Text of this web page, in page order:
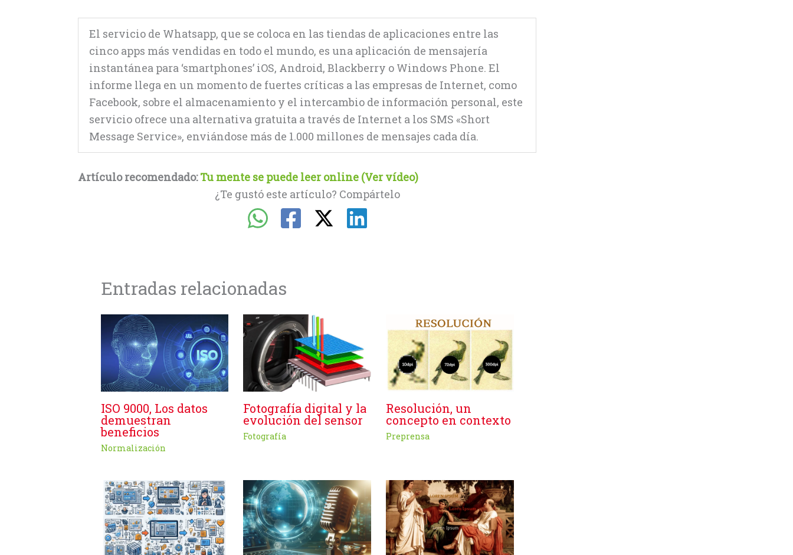
El servicio de Whatsapp, que se coloca en las tiendas de aplicaciones entre las
cinco apps más vendidas en todo el mundo, es una aplicación de mensajería
instantánea para ‘smartphones’ iOS, Android, Blackberry o Windows Phone. El
informe llega en un momento de fuertes críticas a las empresas de Internet, como
Facebook, sobre el almacenamiento y el intercambio de información personal, este
servicio ofrece una alternativa gratuita a través de Internet a los SMS «Short
Message Service», enviándose más de 1.000 millones de mensajes cada día.
Artículo recomendado:Tu mente se puede leer online (Ver vídeo)
¿Te gustó este artículo? Compártelo
Entradas relacionadas
ISO 9000, Los datos
demuestran
beneficios
Normalización
Fotografía digital y la
evolución del sensor
Fotografía
Resolución, un
concepto en contexto
Preprensa